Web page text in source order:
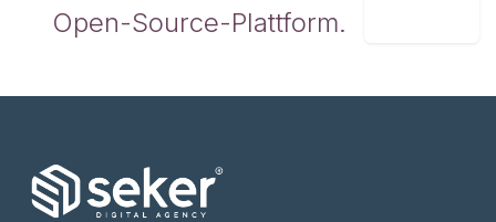
Open-Source-Plattform.